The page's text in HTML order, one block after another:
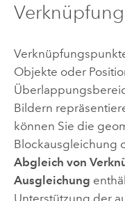
Objekte oder
Bildern
können Sie die
Blockausgleichung
Abgleich von
Ausgleichung
Unterstützung der